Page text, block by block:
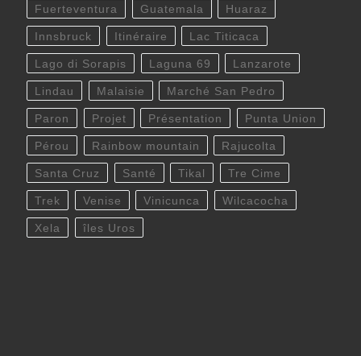
Fuerteventura Guatemala Huaraz
Innsbruck Itinéraire Lac Titicaca
Lago di Sorapis Laguna 69 Lanzarote
Lindau Malaisie Marché San Pedro
Paron Projet Présentation Punta Union
Pérou Rainbow mountain Rajucolta
Santa Cruz Santé Tikal Tre Cime
Trek Venise Vinicunca Wilcacocha
Xela îles Uros